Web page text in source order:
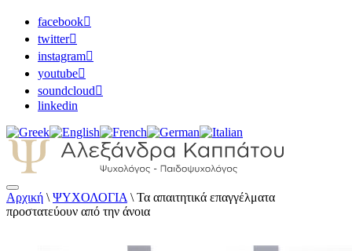
facebook
twitter
instagram
youtube
soundcloud
linkedin
Αλεξάνδρα Καππάτου Ψυχολόγος –
Παιδοψυχολόγος
Αρχική \ ΨΥΧΟΛΟΓΙΑ \ Τα απαιτητικά επαγγέλματα
προστατεύουν από την άνοια